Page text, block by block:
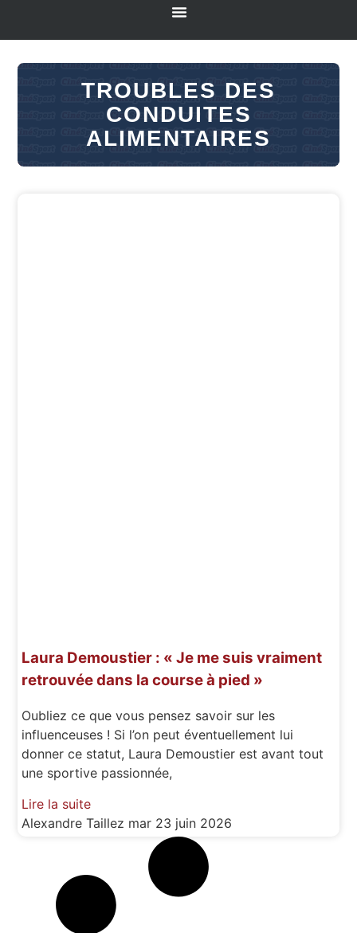
TROUBLES DES
CONDUITES
ALIMENTAIRES
Laura Demoustier : « Je me suis vraiment
retrouvée dans la course à pied »
Oubliez ce que vous pensez savoir sur les
influenceuses ! Si l’on peut éventuellement lui
donner ce statut, Laura Demoustier est avant tout
une sportive passionnée,
Lire la suite
Alexandre Taillez mar 23 juin 2026